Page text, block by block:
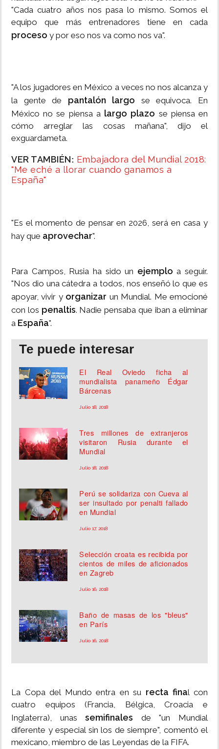
"Cada cuatro años nos pasa lo mismo. Somos el
equipo que más entrenadores tiene en cada
proceso y por eso nos va como nos va".
"A los jugadores en México a veces no nos alcanza y
la gente de pantalón largo se equivoca. En
México no se piensa alargo plazo se piensa en
cómo arreglar las cosas mañana", dijo el
exguardameta.
VER TAMBIÉN: Embajadora del Mundial 2018:
"Me eché a llorar cuando ganamos a
España"
"Es el momento de pensar en 2026, será en casa y
hay que aprovechar".
Para Campos, Rusia ha sido un ejemploa seguir.
"Nos dio una cátedra a todos, nos enseñó lo que es
apoyar, vivir y organizar un Mundial. Me emocioné
con los penaltis. Nadie pensaba que iban a eliminar
a España".
Te puede interesar
El Real Oviedo ficha al
mundialista panameño Édgar
Bárcenas
Julio 18, 2018
Tres millones de extranjeros
visitaron Rusia durante el
Mundial
Julio 18, 2018
Perú se solidariza con Cueva al
ser insultado por penalti fallado
en Mundial
Julio 17, 2018
Selección croata es recibida por
cientos de miles de aficionados
en Zagreb
Julio 16, 2018
Baño de masas de los "bleus"
en París
Julio 16, 2018
La Copa del Mundo entra en su recta final con
cuatro equipos (Francia, Bélgica, Croacia e
Inglaterra), unassemifinales de "un Mundial
diferente y especial sin los de siempre", comentó el
mexicano, miembro de las Leyendas de la FIFA.